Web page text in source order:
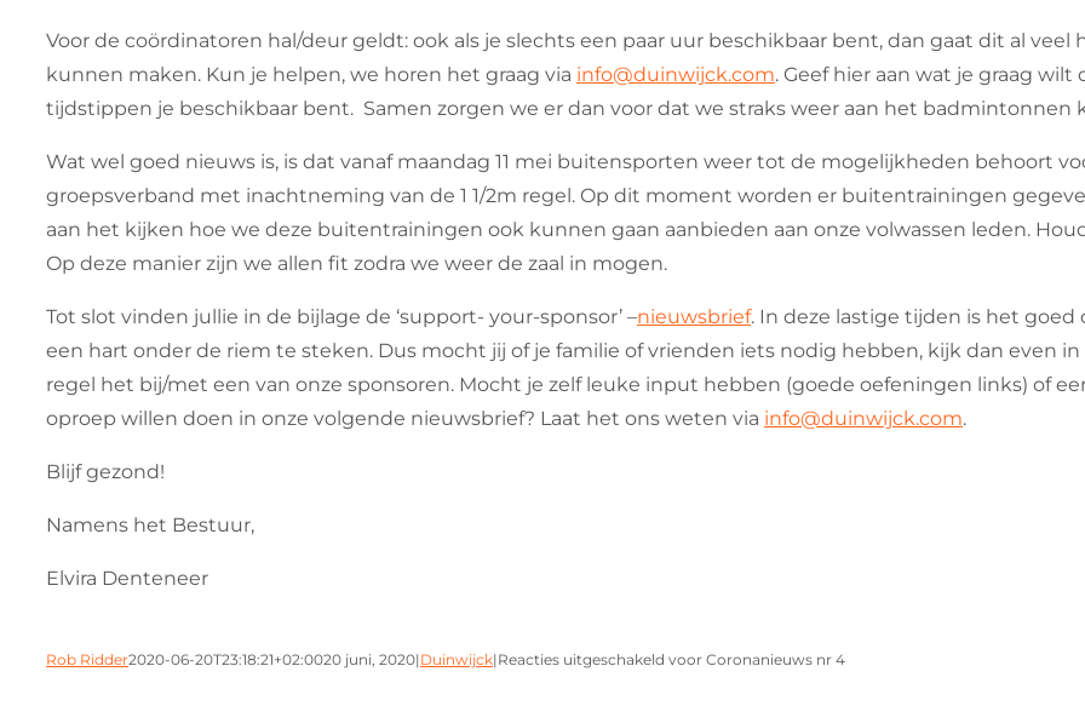
Voor de coördinatoren hal/deur geldt: ook als je slechts een paar uur beschikbaar bent, dan gaat dit al
kunnen maken. Kun je helpen, we horen het graag via info@duinwijck.com. Geef hier aan wat je graag
tijdstippen je beschikbaar bent. Samen zorgen we er dan voor dat we straks weer aan het badmintonnen
Wat wel goed nieuws is, is dat vanaf maandag 11 mei buitensporten weer tot de mogelijkheden behoort
groepsverband met inachtneming van de 1 1/2m regel. Op dit moment worden er buitentrainingen
aan het kijken hoe we deze buitentrainingen ook kunnen gaan aanbieden aan onze volwassen leden.
Op deze manier zijn we allen fit zodra we weer de zaal in mogen.
Tot slot vinden jullie in de bijlage de ‘support- your-sponsor’ –nieuwsbrief. In deze lastige tijden is het
een hart onder de riem te steken. Dus mocht jij of je familie of vrienden iets nodig hebben, kijk dan even
regel het bij/met een van onze sponsoren. Mocht je zelf leuke input hebben (goede oefeningen links) of
oproep willen doen in onze volgende nieuwsbrief? Laat het ons weten via info@duinwijck.com.
Blijf gezond!
Namens het Bestuur,
Elvira Denteneer
Rob Ridder2020-06-20T23:18:21+02:0020 juni, 2020|Duinwijck|Reacties uitgeschakeld voor Coronanieuws nr 4